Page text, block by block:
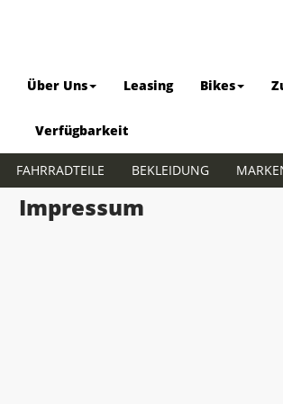
Über Uns Leasing Bikes
Verfügbarkeit
FAHRRADTEILE BEKLEIDUNG
Impressum